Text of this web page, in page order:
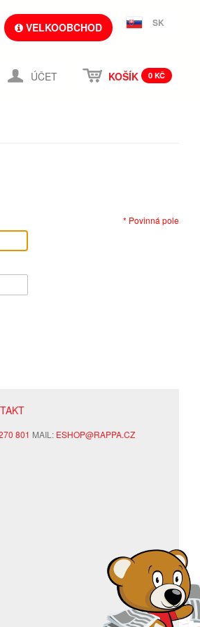
VELKOOBCHOD SK
ÚČET KOŠÍK 0 KČ
* Povinná pole
801 MAIL: ESHOP@RAPPA.CZ